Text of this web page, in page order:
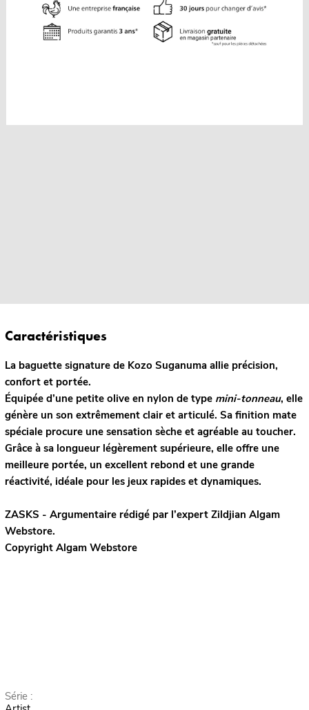
Caractéristiques
La baguette signature de Kozo Suganuma allie précision,
confort et portée.
Équipée d’une petite olive en nylon de type mini-tonneau, elle
génère un son extrêmement clair et articulé. Sa finition mate
spéciale procure une sensation sèche et agréable au toucher.
Grâce à sa longueur légèrement supérieure, elle offre une
meilleure portée, un excellent rebond et une grande
réactivité, idéale pour les jeux rapides et dynamiques.
ZASKS - Argumentaire rédigé par l’expert Zildjian Algam
Webstore.
Copyright Algam Webstore
Série :